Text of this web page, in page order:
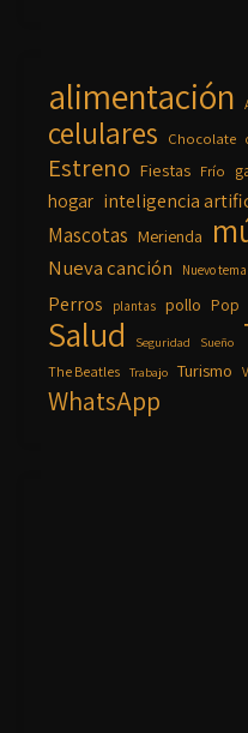
alimentación
celulares Chocolate
Estreno Fiestas Frío
hogar inteligencia
Mascotas Merienda
Nueva canción Nuevo tema
Perros plantas pollo Pop
Salud Seguridad Sueño
The Beatles Trabajo Turismo
WhatsApp